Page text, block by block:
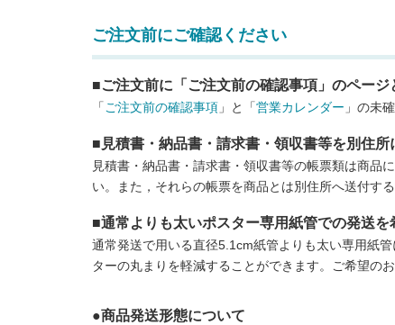
ご注文前にご確認ください
■ご注文前に「ご注文前の確認事項」のペー
「 ご注文前の確認事項 」と「営業カレンダー 」の未
■見積書・納品書・請求書・領収書等を別住所
見積書・納品書・請求書・領収書等の帳票類は商品
い。また，それらの帳票を商品とは別住所へ送付す
■通常よりも太いポスター専用紙管での発送を
通常発送で用いる直径5.1cm紙管よりも太い専用紙
ターの丸まりを軽減することができます。ご希望の
●商品発送形態について